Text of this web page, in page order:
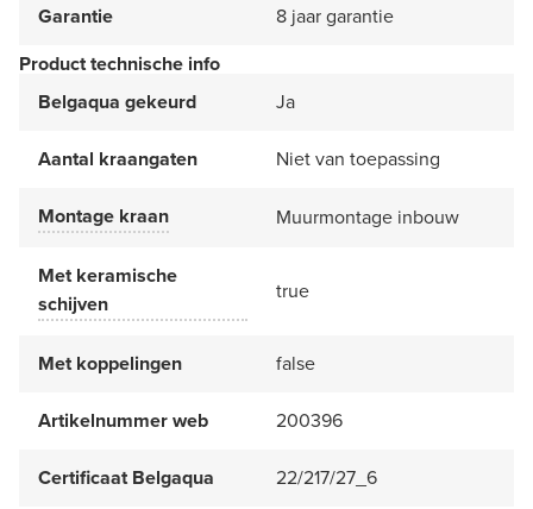
Garantie
8 jaar garantie
Product technische info
Belgaqua gekeurd
Ja
Aantal kraangaten Niet van toepassing
Montage kraan Muurmontage inbouw
Met keramische
schijven
true
Met koppelingen false
Artikelnummer web 200396
Certificaat Belgaqua 22/217/27_6